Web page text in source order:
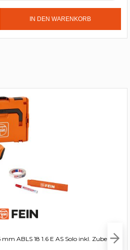
IN DEN WARENKORB
ABLS 18 1.6 E AS Solo inkl. Zubehör